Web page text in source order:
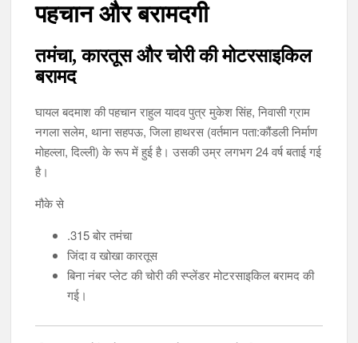
पहचान और बरामदगी
तमंचा, कारतूस और चोरी की मोटरसाइकिल
बरामद
घायल बदमाश की पहचान राहुल यादव पुत्र मुकेश सिंह, निवासी ग्राम
नगला सलेम, थाना सहपऊ, जिला हाथरस (वर्तमान पता:कौंडली निर्माण
मोहल्ला, दिल्ली) के रूप में हुई है। उसकी उम्र लगभग 24 वर्ष बताई गई
है।
मौके से
.315 बोर तमंचा
जिंदा व खोखा कारतूस
बिना नंबर प्लेट की चोरी की स्प्लेंडर मोटरसाइकिल बरामद की
गई।